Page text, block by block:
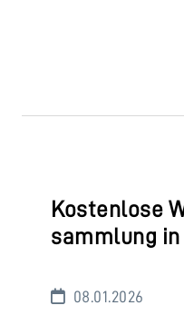
Kostenlose
sammlung in
08.01.2026